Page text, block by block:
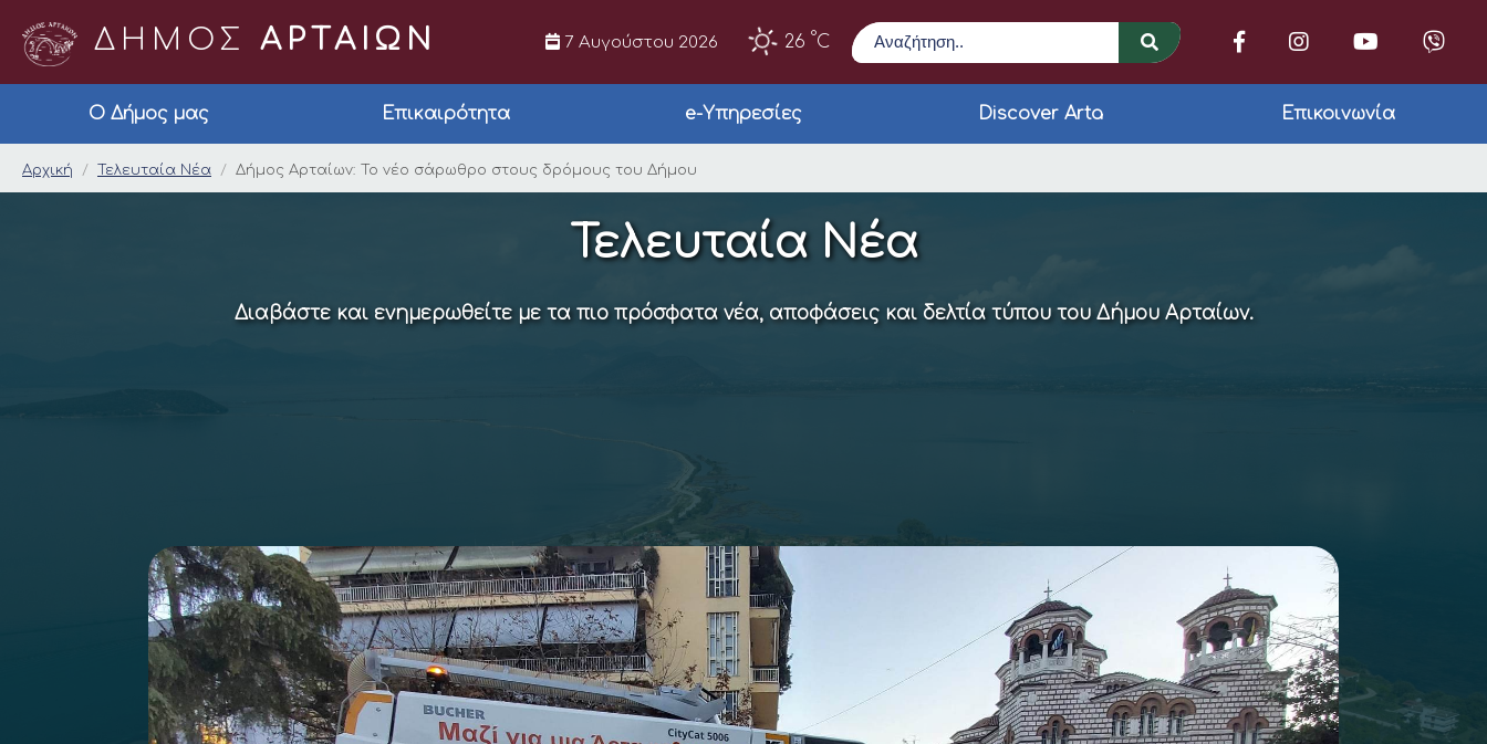
ΔΗΜΟΣ ΑΡΤΑΙΩΝ 7 Αυγούστου 2026 26 °C
Αναζήτηση
Ο Δήμος μας Επικαιρότητα e-Υπηρεσίες Discover Arta Επικοινωνία
Δήμος Aρταίων: Το νέο σάρωθρο στους δρόμους του Δήμου
Αρχική Τελευταία Νέα Δήμος Aρταίων: Το νέο σάρωθρο στους δρόμους του Δήμου
Τελευταία Νέα
Διαβάστε και ενημερωθείτε με τα πιο πρόσφατα νέα, αποφάσεις και δελτία τύπου του Δήμου Αρταίων.